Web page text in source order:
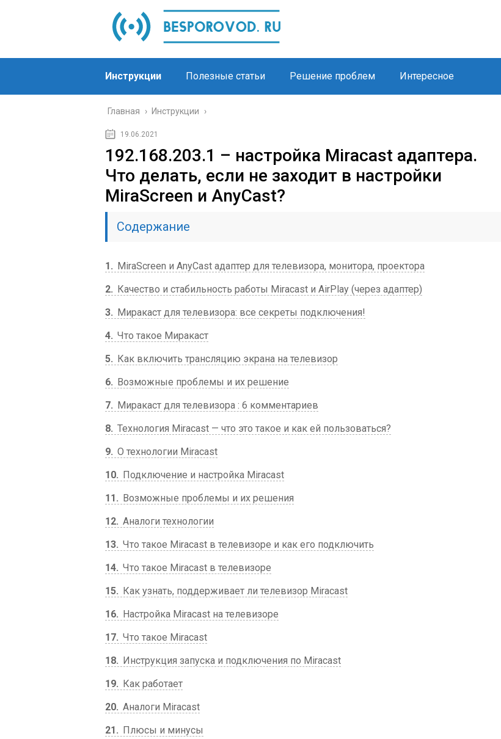
Инструкции Полезные статьи Решение проблем Интересное
Главная › Инструкции ›
19.06.2021
192.168.203.1 – настройка Miracast адаптера.
Что делать, если не заходит в настройки
MiraScreen и AnyCast?
Содержание
1
MiraScreen и AnyCast адаптер для телевизора, монитора, проектора
2
Качество и стабильность работы Miracast и AirPlay (через адаптер)
3
Миракаст для телевизора: все секреты подключения!
4 Что такое Миракаст
5
Как включить трансляцию экрана на телевизор
6
Возможные проблемы и их решение
7
Миракаст для телевизора : 6 комментариев
8 Технология Miracast — что это такое и как ей пользоваться?
9 О технологии Miracast
10
Подключение и настройка Miracast
11
Возможные проблемы и их решения
12 Аналоги технологии
13 Что такое Miracast в телевизоре и как его подключить
14 Что такое Miracast в телевизоре
15
Как узнать, поддерживает ли телевизор Miracast
16
Настройка Miracast на телевизоре
17 Что такое Miracast
18
Инструкция запуска и подключения по Miracast
19
Как работает
20 Аналоги Miracast
21
Плюсы и минусы